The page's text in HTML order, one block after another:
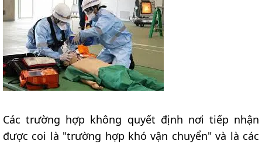
Các trường hợp không quyết định nơi tiếp nhận
được coi là "trường hợp khó vận chuyển" và là các